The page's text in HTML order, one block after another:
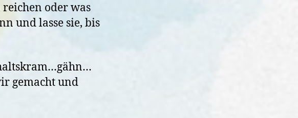
oder was
und lasse sie, bis
gemacht und